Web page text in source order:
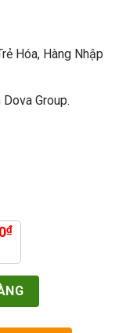
Hóa, Hàng Nhập
Group.
₫